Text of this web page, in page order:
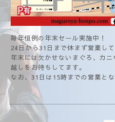
毎年恒例の年末セール実施中！
24日から31日まで休まず営業して
年末には欠かせないまぐろ、カ
越しをお待ちしてます。
なお、31日は15時までの営業とな